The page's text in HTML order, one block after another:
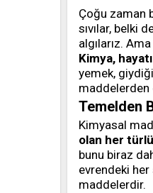
Çoğu zaman
sıvılar, belki
algılarız.
Kimya,
yemek,
maddelerden
Temelden
Kimyasal
olan her
bunu biraz
evrendeki her
maddelerdir.